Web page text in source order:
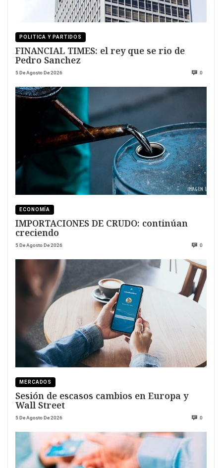
POLITICA Y PARTIDOS
FINANCIAL TIMES: el rey que se rio de
Pedro Sanchez
5 De Agosto De 2026 0
ECONOMÍA
IMPORTACIONES DE CRUDO: continúan
creciendo
5 De Agosto De 2026 0
MERCADOS
Sesión de escasos cambios en Europa y
Wall Street
5 De Agosto De 2026 0